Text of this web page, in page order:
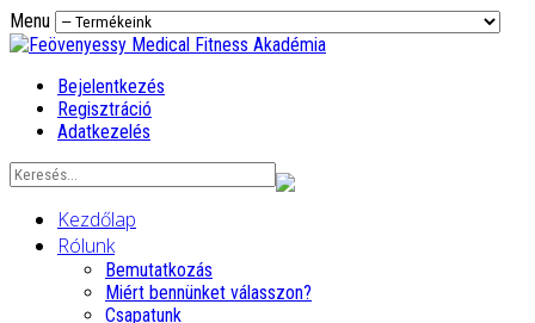
Menu
Bejelentkezés
Regisztráció
Adatkezelés
Kezdőlap
Rólunk
Bemutatkozás
Miért bennünket válasszon?
Csapatunk